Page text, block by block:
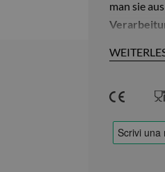
man sie
Großküche.
Salz und
Grillen bei